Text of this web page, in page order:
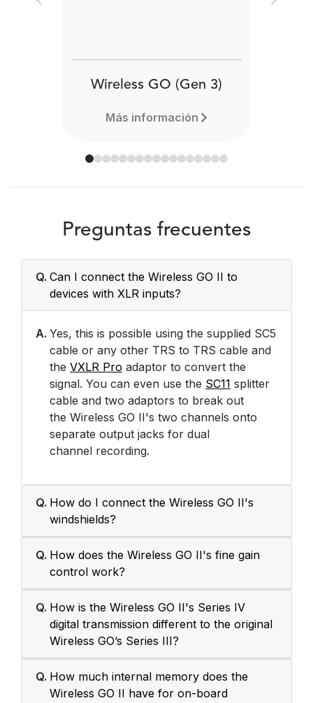
Wireless GO (Gen 3)
Más información
Previous Next
Preguntas frecuentes
Q. Can I connect the Wireless GO II to
devices with XLR inputs?
A. Yes, this is possible using the supplied SC5
cable or any other TRS to TRS cable and
the VXLR Pro adaptor to convert the
signal. You can even use the SC11 splitter
cable and two adaptors to break out
the Wireless GO II's two channels onto
separate output jacks for dual
channel recording.
Q. How do I connect the Wireless GO II's
windshields?
Q. How does the Wireless GO II's fine gain
control work?
Q. How is the Wireless GO II's Series IV
digital transmission different to the original
Wireless GO’s Series III?
Q. How much internal memory does the
Wireless GO II have for on-board